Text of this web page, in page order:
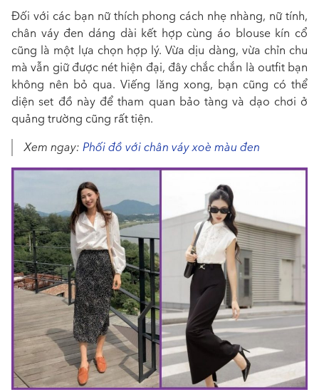
Đối với các bạn nữ thích phong cách nhẹ nhàng, nữ tính,
chân váy đen dáng dài kết hợp cùng áo blouse kín cổ
cũng là một lựa chọn hợp lý. Vừa dịu dàng, vừa chỉn chu
mà vẫn giữ được nét hiện đại, đây chắc chắn là outfit bạn
không nên bỏ qua. Viếng lăng xong, bạn cũng có thể
diện set đồ này để tham quan bảo tàng và dạo chơi ở
quảng trường cũng rất tiện.
Xem ngay: Phối đồ với chân váy xoè màu đen